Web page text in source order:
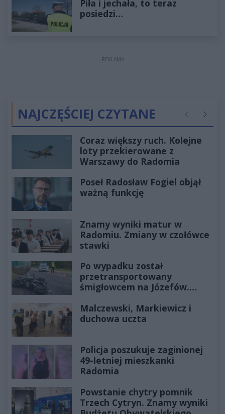
Piła i jechała, to teraz
posiedzi…
REKLAMA
NAJCZĘŚCIEJ CZYTANE Poprzednie
Coraz większy ruch. Kolejne
loty przekierowane z
Warszawy do Radomia
Poseł Radosław Fogiel objął
ważną funkcję
Znamy wyniki matur w
Radomiu. Zmiany w czołówce
stawki
Po wypadku został
przetransportowany
śmigłowcem na Józefów.
Malczewski, Markiewicz i
duchowa uczta
Policja poszukuje zaginionej
49-letniej mieszkanki
Radomia
Powstanie chytry pomnik
Trzech Cytryn. Znamy wyniki